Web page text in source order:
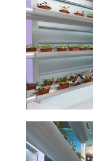
北京
辽宁
浙江
山东
广东
陕西